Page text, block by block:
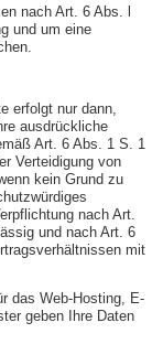
nach Art. 6 Abs. l
und um eine
erfolgt nur dann,
ausdrückliche
Art. 6 Abs. 1 S. 1
Verteidigung von
kein Grund zu
nach Art.
und nach Art. 6
mit
das Web-Hosting, E-
geben Ihre Daten